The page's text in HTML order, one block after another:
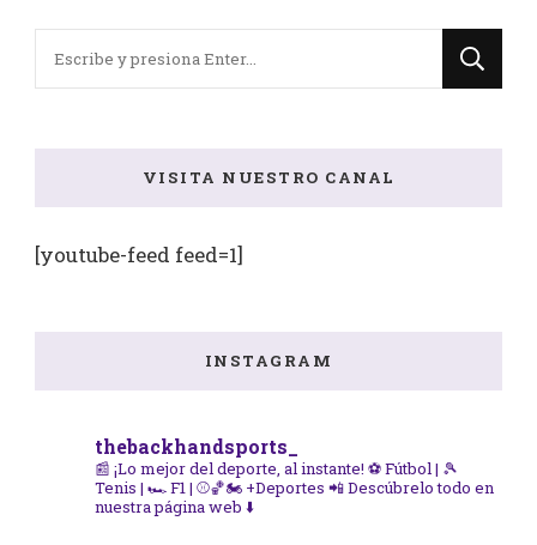
VISITA NUESTRO CANAL
[youtube-feed feed=1]
INSTAGRAM
thebackhandsports_
📰 ¡Lo mejor del deporte, al instante! ⚽ Fútbol | 🎾
Tenis | 🏎️ F1 | ⚾🏀🏍️ +Deportes 📲 Descúbrelo todo en
nuestra página web ⬇️